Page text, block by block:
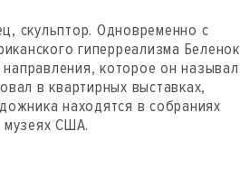
скульптор. Одновременно с
гиперреализма Беленок
которое он называл
в квартирных выставках,
находятся в собраниях
музеях США.